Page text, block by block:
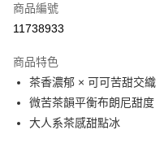
超商取貨付款
運送方式
冷凍-全家取貨付款
免運費
商品編號
11738933
商品特色
茶香濃郁 × 可可苦甜交織
微苦茶韻平衡布朗尼甜度
大人系茶感甜點冰